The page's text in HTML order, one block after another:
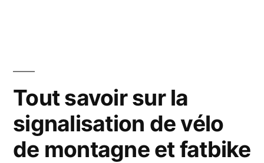
Tout savoir sur la
signalisation de vélo
de montagne et fatbike